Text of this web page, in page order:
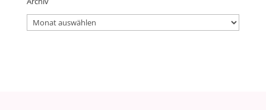
Archiv